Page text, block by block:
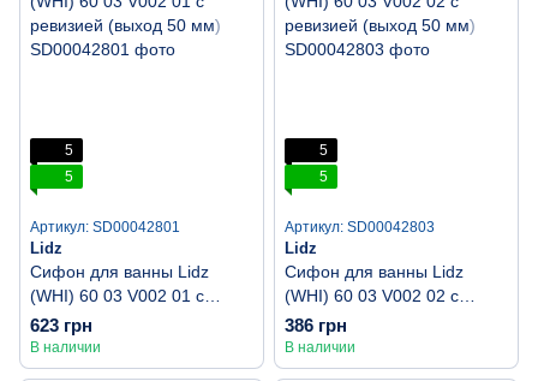
5
5
Артикул: SD00042801
Lidz
Сифон для ванны Lidz
(WHI) 60 03 V002 01 с
ревизией (выход 50 мм)
623 грн
В наличии
5
5
Артикул: SD00042803
Lidz
Сифон для ванны Lidz
(WHI) 60 03 V002 02 с
ревизией (выход 50 мм)
386 грн
В наличии